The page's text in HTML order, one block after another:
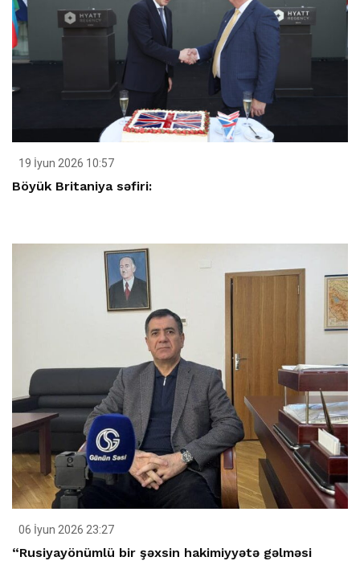
19 İyun 2026 10:57
Böyük Britaniya səfiri:
06 İyun 2026 23:27
“Rusiyayönümlü bir şəxsin hakimiyyətə gəlməsi